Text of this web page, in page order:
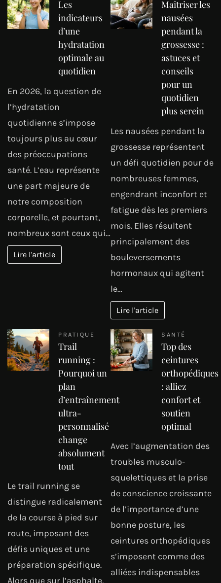
Les
indicateurs
d’une
hydratation
optimale au
quotidien
En 2026, la question de
l’hydratation
quotidienne s’impose
toujours plus au cœur
des préoccupations
santé. L’eau représente
une part majeure de
notre composition
corporelle, et pourtant,
nombreux sont ceux qui…
Lire l'article
Maîtriser les
nausées
pendant la
grossesse :
astuces et
conseils
pour un
quotidien
plus serein
Les nausées pendant la
grossesse représentent
un défi quotidien pour de
nombreuses femmes,
engendrant inconfort et
fatigue dès les premiers
mois. Elles résultent
principalement des
bouleversements
hormonaux qui agitent
le…
Lire l'article
PRATIQUE
Trail
running :
Pourquoi un
plan
d’entraînement
ultra-
personnalisé
change
absolument
tout
Le trail running se
distingue radicalement
de la course à pied sur
route, imposant des
défis uniques et une
préparation spécifique.
Alors que sur l’asphalte,
SANTÉ
Top des
ceintures
orthopédiques
: alliez
confort et
soutien
optimal
Avec l’augmentation des
troubles musculo-
squelettiques et la prise
de conscience croissante
de l’importance d’une
bonne posture, les
ceintures orthopédiques
s’imposent comme des
alliées indispensables